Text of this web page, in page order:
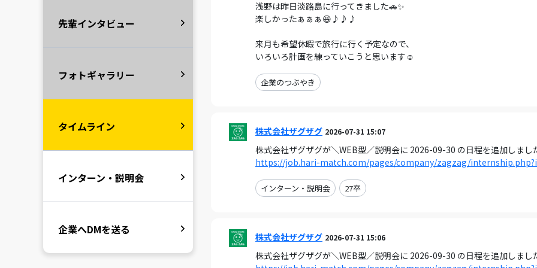
浅野は昨日淡路島に行ってきました🚗✨
楽しかったぁぁぁ😆♪♪♪
来月も希望休暇で旅行に行く予定なので、
いろいろ計画を練っていこうと思います☺
企業のつぶやき
株式会社ザグザグ 2026-07-31 15:07
株式会社ザグザグが＼WEB型／説明会に 2026-09-30 の日程を追加しまし
https://job.hari-match.com/pages/company/zagzag/
インターン・説明会 27卒
株式会社ザグザグ 2026-07-31 15:06
株式会社ザグザグが＼WEB型／説明会に 2026-09-30 の日程を追加しまし
先輩インタビュー
フォトギャラリー
タイムライン
インターン・説明会
企業へDMを送る